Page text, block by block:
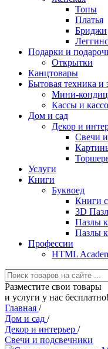
Топы
Платья
Бриджи
Подарки и
Открытки
Канцтовары
Бытовая техника и
Мини-
Кассы и
Дом и сад
Декор и
Свечи
Услуги
Книги
Буквоед
Книги
3D
Пазлы
Пазлы
Профессии
HTML
Разместите свои товары
и услуги у нас бесплатно!
Главная /
Дом и сад /
Декор и интерьер /
Свечи и подсвечники